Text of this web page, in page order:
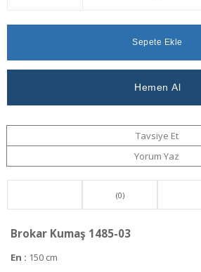
Ver
Tavsiye Et
Yorum Yaz
(0)
Brokar Kumaş 1485-03
En : 150 cm